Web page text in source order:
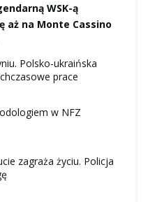
WSK-ą
aż na Monte Cassino
Polsko-ukraińska
prace
w NFZ
zagraża życiu. Policja